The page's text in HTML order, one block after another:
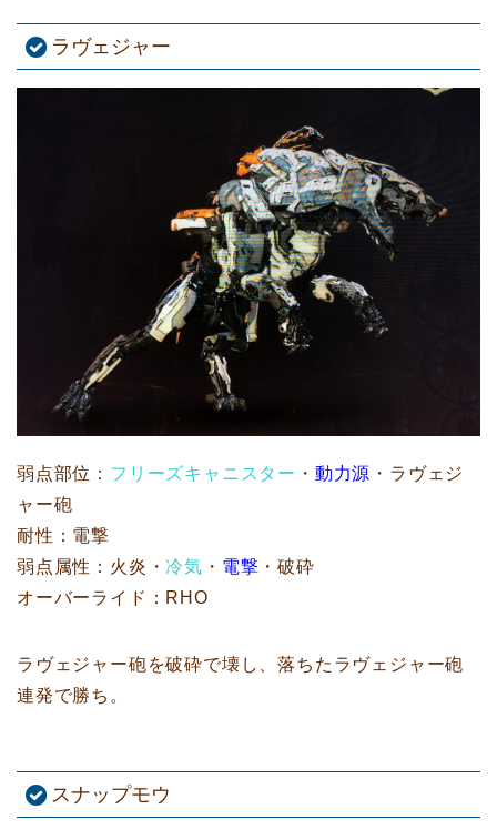
ラヴェジャー
弱点部位： フリーズキャニスター ・ 動力源 ・ラヴェジ
ャー砲
耐性：電撃
弱点属性：火炎・冷気 ・ 電撃 ・破砕
オーバーライド：RHO
ラヴェジャー砲を破砕で壊し、落ちたラヴェジャー砲
連発で勝ち。
スナップモウ